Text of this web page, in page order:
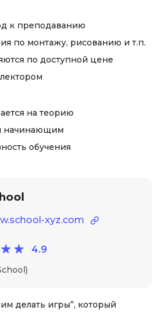
к преподаванию
по монтажу, рисованию и т.п.
по доступной цене
на теорию
начинающим
обучения
xyz.com
4.9
делать игры”, который